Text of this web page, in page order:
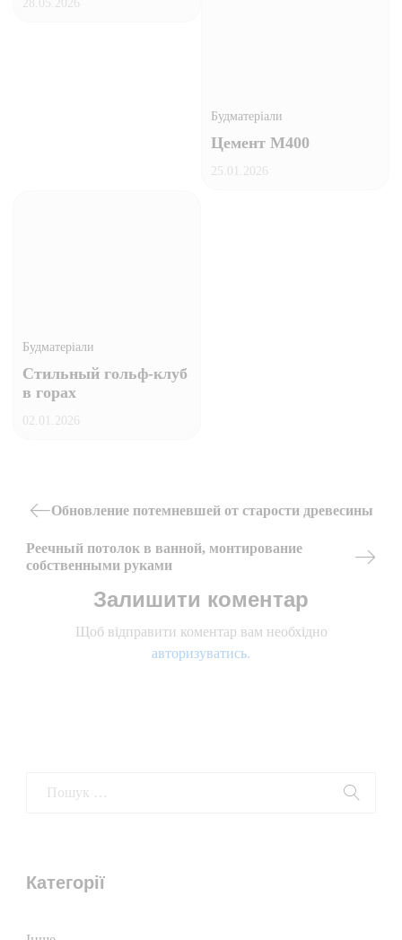
28.05.2026
Будматеріали
Цемент М400
25.01.2026
Будматеріали
Стильный гольф-клуб
в горах
02.01.2026
Навігація
записів
Previous
Post
Обновление потемневшей от старости древесины
Post
Реечный потолок в ванной, монтирование
собственными руками
Залишити коментар
Щоб відправити коментар вам необхідно
авторизуватись.
Категорії